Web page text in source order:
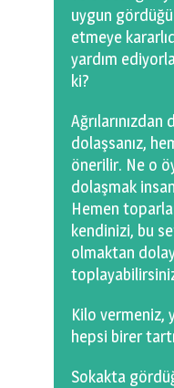
uygun
etmeye
yardım
ki?
dolaşsanız,
önerilir. Ne o
dolaşmak
Hemen
kendinizi, bu
olmaktan
Kilo vermeniz,
hepsi birer
Sokakta